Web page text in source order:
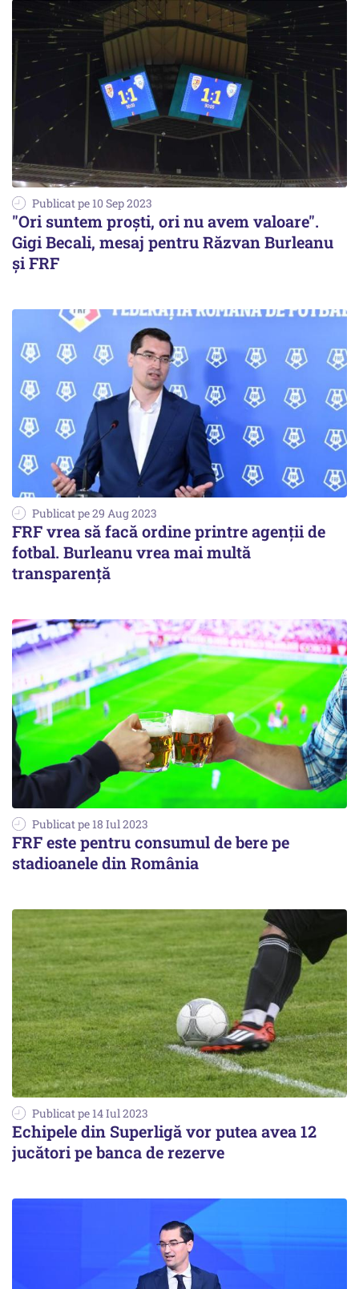
Publicat pe 10 Sep 2023
"Ori suntem proşti, ori nu avem valoare".
Gigi Becali, mesaj pentru Răzvan Burleanu
şi FRF
Publicat pe 29 Aug 2023
FRF vrea să facă ordine printre agenții de
fotbal. Burleanu vrea mai multă
transparență
Publicat pe 18 Iul 2023
FRF este pentru consumul de bere pe
stadioanele din România
Publicat pe 14 Iul 2023
Echipele din Superligă vor putea avea 12
jucători pe banca de rezerve